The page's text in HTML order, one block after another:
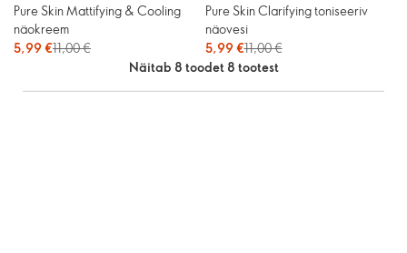
Pure Skin Mattifying & Cooling
näokreem
5,99 €11,00 €
Pure Skin Clarifying toniseeriv
näovesi
5,99 €11,00 €
Näitab 8 toodet 8 tootest